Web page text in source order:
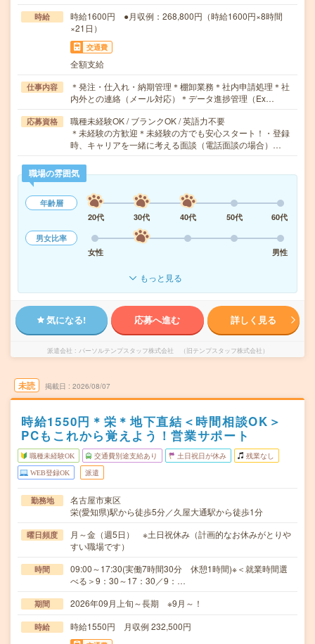
時給
時給1600円 ●月収例：268,800円（時給1600円×8時間
×21日）
交通費
全額支給
仕事内容
＊発注・仕入れ・納期管理＊棚卸業務＊社内申請処理＊社
内外との連絡（メール対応）＊データ進捗管理（Ex…
応募資格
職種未経験OK / ブランクOK / 英語力不要
＊未経験の方歓迎＊未経験の方でも安心スタート！・登録
時、キャリアを一緒に考える面談（電話面談の場合）…
職場の雰囲気
年齢層
20代
30代 40代 50代
60代
男女比率
女性
男性
もっと見る
気になる! 応募へ進む 詳しく見る
派遣会社 パーソルテンプスタッフ株式会社 （旧テンプスタッフ株式会社）
未読 掲載日 2026/08/07
時給1550円＊栄＊地下直結＜時間相談OK＞
PCもこれから覚えよう！営業サポート
職種未経験OK 交通費別途支給あり 土日祝日が休み 残業なし
WEB登録OK 派遣
勤務地
名古屋市東区
栄(愛知県)駅から徒歩5分／久屋大通駅から徒歩1分
曜日頻度
月～金（週5日） ※土日祝休み（計画的なお休みがとりや
すい職場です）
時間
09:00～17:30(実働7時間30分 休憩1時間)※＜就業時間選
べる＞9：30～17：30／9：…
期間 2026年09月上旬～長期 ※9月～！
時給 時給1550円 月収例 232,500円